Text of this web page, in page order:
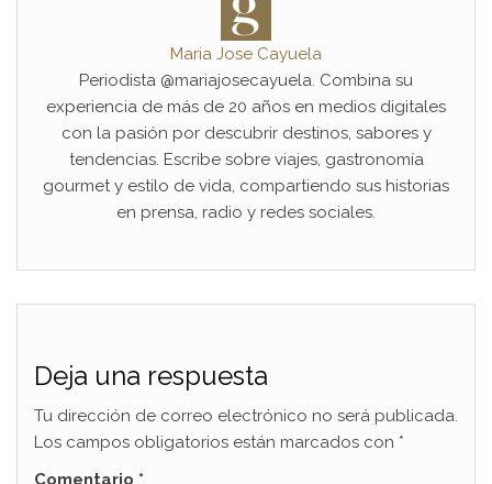
Maria Jose Cayuela
Periodista @mariajosecayuela. Combina su
experiencia de más de 20 años en medios digitales
con la pasión por descubrir destinos, sabores y
tendencias. Escribe sobre viajes, gastronomía
gourmet y estilo de vida, compartiendo sus historias
en prensa, radio y redes sociales.
Deja una respuesta
Tu dirección de correo electrónico no será publicada.
Los campos obligatorios están marcados con *
Comentario *